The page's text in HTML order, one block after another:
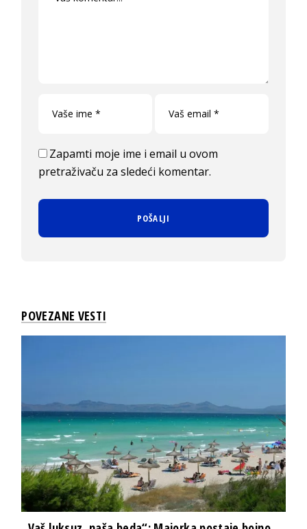
Zapamti moje ime i email u ovom
pretraživaču za sledeći komentar.
POVEZANE VESTI